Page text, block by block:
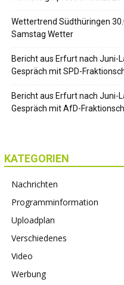
Wettertrend Südthüringen
Samstag Wetter
Bericht aus Erfurt nach Juni-
Gespräch mit SPD-
Bericht aus Erfurt nach Juni-
Gespräch mit AfD-
KATEGORIEN
Nachrichten
Programminformation
Uploadplan
Verschiedenes
Video
Werbung